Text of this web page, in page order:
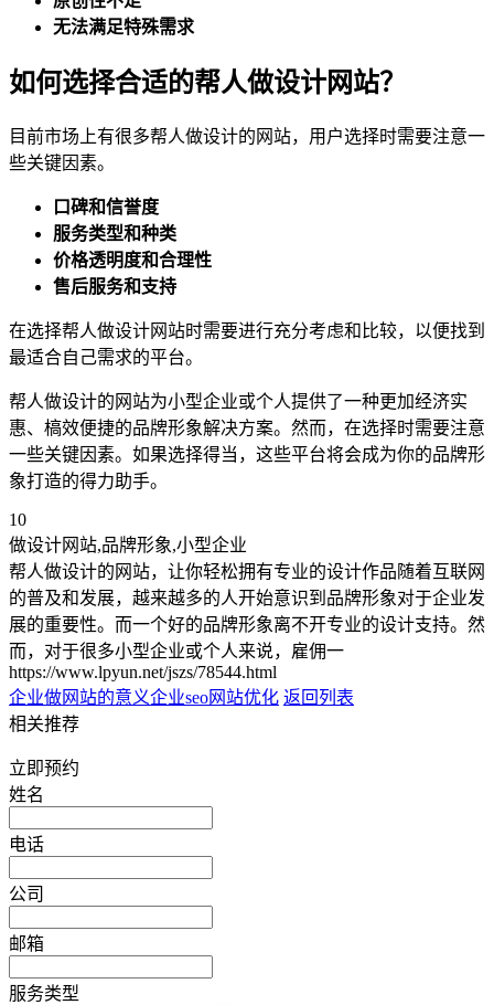
无法满足特殊需求
如何选择合适的帮人做设计网站？
目前市场上有很多帮人做设计的网站，用户选择时需要注意一
些关键因素。
口碑和信誉度
服务类型和种类
价格透明度和合理性
售后服务和支持
在选择帮人做设计网站时需要进行充分考虑和比较，以便找到
最适合自己需求的平台。
帮人做设计的网站为小型企业或个人提供了一种更加经济实
惠、槁效便捷的品牌形象解决方案。然而，在选择时需要注意
一些关键因素。如果选择得当，这些平台将会成为你的品牌形
象打造的得力助手。
10
做设计网站,品牌形象,小型企业
帮人做设计的网站，让你轻松拥有专业的设计作品随着互联网
的普及和发展，越来越多的人开始意识到品牌形象对于企业发
展的重要性。而一个好的品牌形象离不开专业的设计支持。然
而，对于很多小型企业或个人来说，雇佣一
https://www.lpyun.net/jszs/78544.html
企业做网站的意义企业seo网站优化 返回列表
相关推荐
立即预约
姓名
电话
公司
邮箱
服务类型